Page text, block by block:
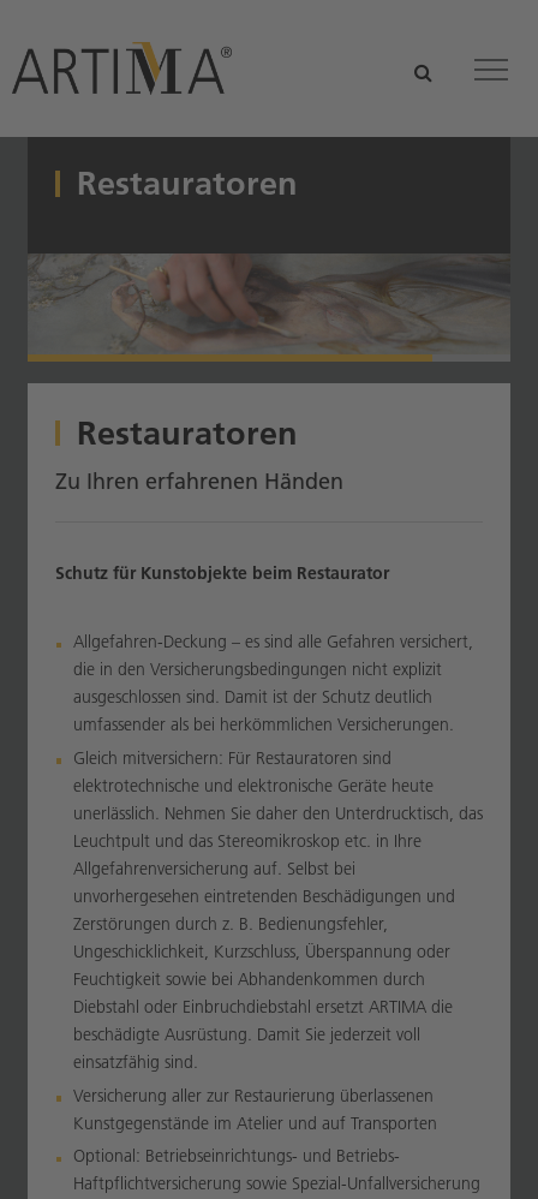
Restauratoren
Restauratoren
Zu Ihren erfahrenen Händen
Schutz für Kunstobjekte beim Restaurator
Allgefahren-Deckung – es sind alle Gefahren versichert,
die in den Versicherungsbedingungen nicht explizit
ausgeschlossen sind. Damit ist der Schutz deutlich
umfassender als bei herkömmlichen Versicherungen.
Gleich mitversichern: Für Restauratoren sind
elektrotechnische und elektronische Geräte heute
unerlässlich. Nehmen Sie daher den Unterdrucktisch, das
Leuchtpult und das Stereomikroskop etc. in Ihre
Allgefahrenversicherung auf. Selbst bei
unvorhergesehen eintretenden Beschädigungen und
Zerstörungen durch z. B. Bedienungsfehler,
Ungeschicklichkeit, Kurzschluss, Überspannung oder
Feuchtigkeit sowie bei Abhandenkommen durch
Diebstahl oder Einbruchdiebstahl ersetzt ARTIMA die
beschädigte Ausrüstung. Damit Sie jederzeit voll
einsatzfähig sind.
Versicherung aller zur Restaurierung überlassenen
Kunstgegenstände im Atelier und auf Transporten
Optional: Betriebseinrichtungs- und Betriebs-
Haftpflichtversicherung sowie Spezial-Unfallversicherung